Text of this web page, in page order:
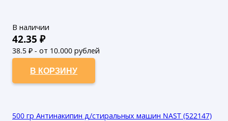
В наличии
42.35 ₽
38.5 ₽ - от 10.000 рублей
35₽ - от 50.000 рублей
В КОРЗИНУ
500 гр Антинакипин д/стиральных машин NAST (522147)